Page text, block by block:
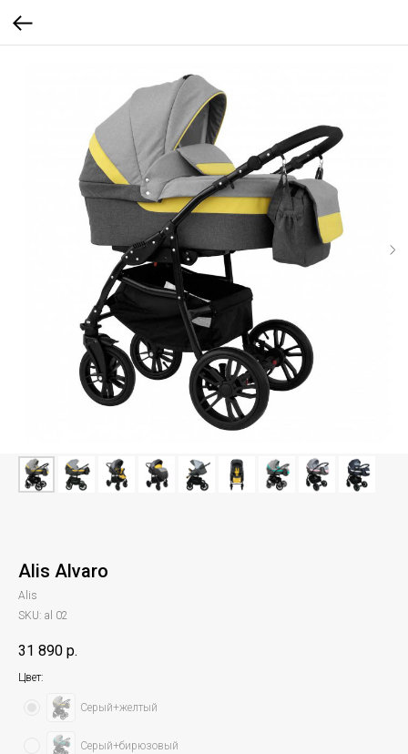
Alis Alvaro
Alis
SKU: al 02
31 890 р.
Цвет:
Серый+желтый
Серый+бирюзовый